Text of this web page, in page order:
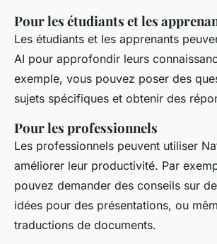
Pour les étudiants et les
Les étudiants et les apprenants
AI pour approfondir leurs
exemple, vous pouvez poser des
sujets spécifiques et obtenir des
Pour les professionnels
Les professionnels peuvent utiliser
améliorer leur productivité. Par
pouvez demander des conseils sur
idées pour des présentations, ou
traductions de documents.